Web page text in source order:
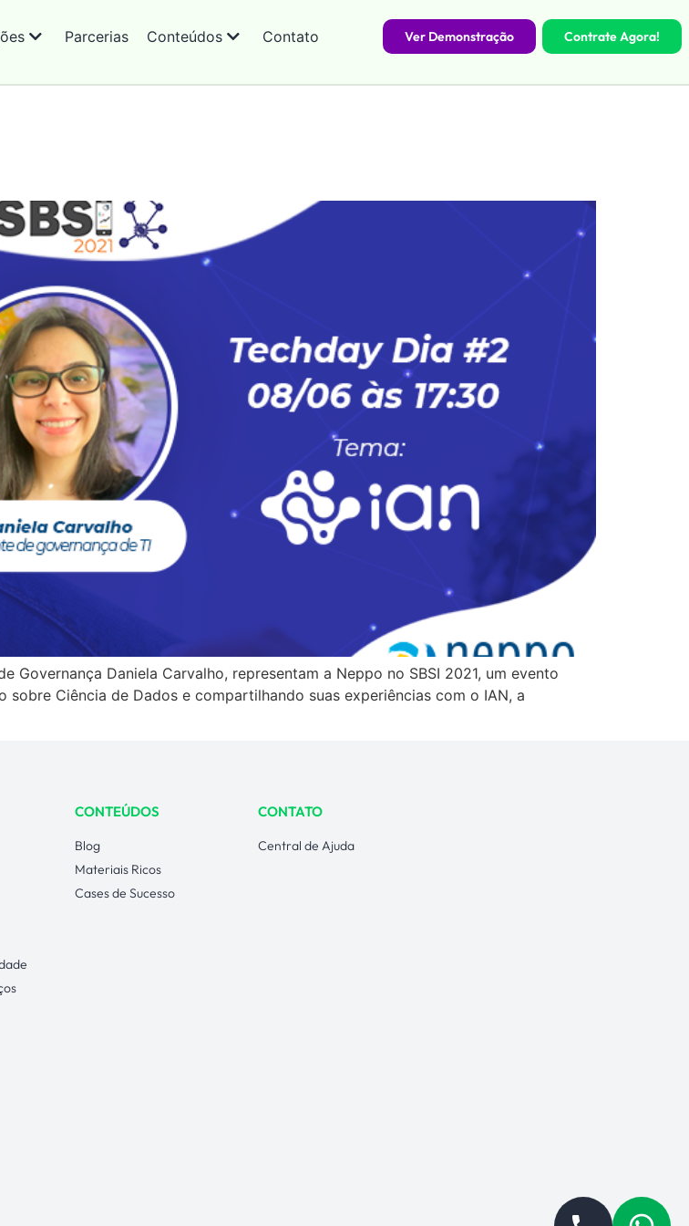
Parcerias Conteúdos Contato Ver Demonstração Contrate Agora!
Governança Daniela Carvalho, representam a Neppo no SBSI 2021, um evento
Ciência de Dados e compartilhando suas experiências com o IAN, a
CONTEÚDOS
Blog
Materiais Ricos
Cases de Sucesso
CONTATO
Central de Ajuda